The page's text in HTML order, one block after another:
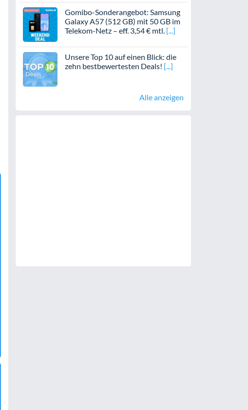
Gomibo-Sonderangebot: Samsung
Galaxy A57 (512 GB) mit 50 GB im
Telekom-Netz – eff. 3,54 € mtl.
Unsere Top 10 auf einen Blick: die
zehn bestbewertesten Deals!
Alle anzeigen